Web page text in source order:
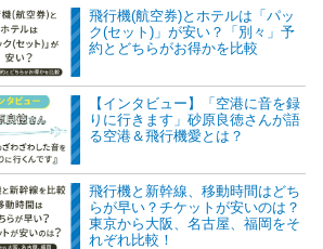
飛行機(航空券)とホテルは「パッ
ク(セット)」が安い？「別々」予
約とどちらがお得かを比較
【インタビュー】「空港に音を録
りに行きます」砂原良徳さんが語
る空港＆飛行機愛とは？
飛行機と新幹線、移動時間はどち
らが早い？チケットが安いのは？
東京から大阪、名古屋、福岡をそ
れぞれ比較！